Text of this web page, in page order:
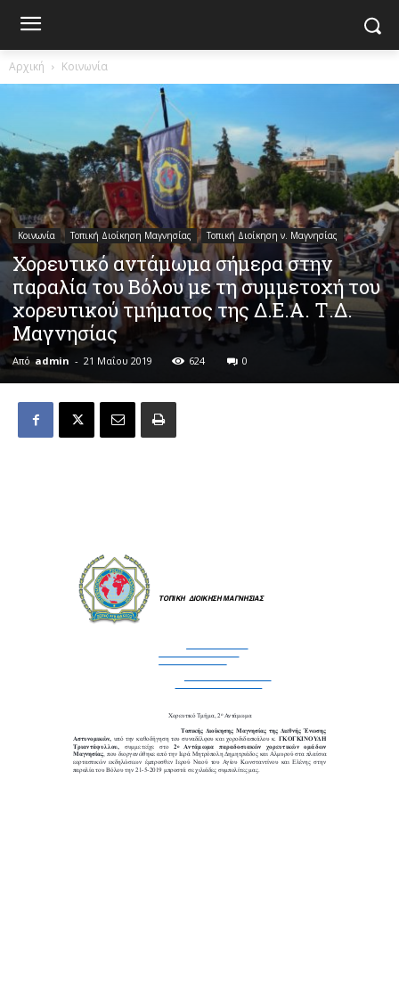
Αρχική Κοινωνία
Κοινωνία Τοπική Διοίκηση Μαγνησίας Τοπική Διοίκηση ν. Μαγνησίας
Χορευτικό αντάμωμα σήμερα στην
παραλία του Βόλου με τη συμμετοχή του
χορευτικού τμήματος της Δ.Ε.Α. Τ.Δ.
Μαγνησίας
Από admin - 21 Μαΐου 2019 624 0